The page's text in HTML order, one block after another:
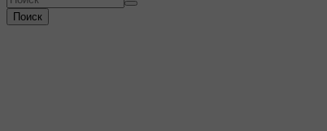
Поиск